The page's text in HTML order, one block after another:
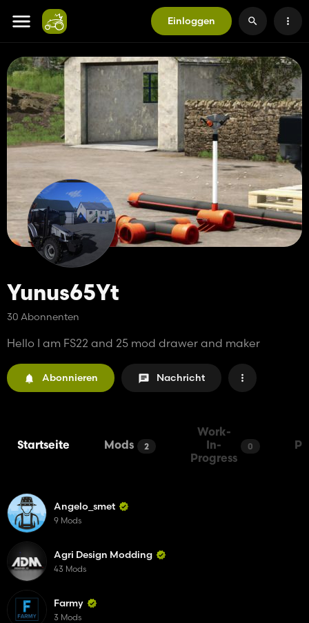
Einloggen
Yunus65Yt
30 Abonnenten
Hello I am FS22 and 25 mod drawer and maker
Abonnieren Nachricht
Startseite Mods 2
Work-
In-
Progress
0
Angelo_smet
9 Mods
Agri Design Modding
43 Mods
Farmy
3 Mods